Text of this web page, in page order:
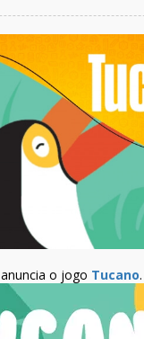
anuncia o jogo Tucano.